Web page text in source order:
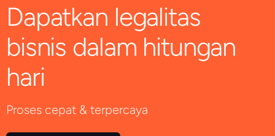
Dapatkan legalitas
bisnis dalam hitungan
hari
Proses cepat & terpercaya